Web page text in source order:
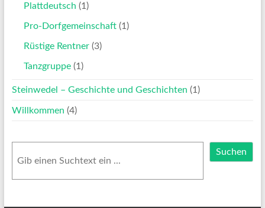
Plattdeutsch (1)
Pro-Dorfgemeinschaft(1)
Rüstige Rentner(3)
Tanzgruppe(1)
Steinwedel – Geschichte und Geschichten (1)
Willkommen (4)
Suchen